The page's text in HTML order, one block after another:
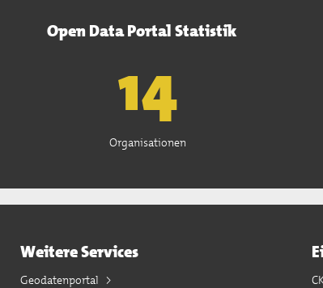
Open Data Portal Statistik
15
Organisationen
Weitere Services
Geodatenportal